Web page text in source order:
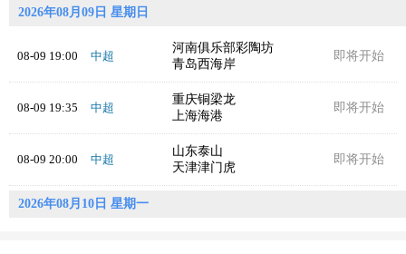
2026年08月09日 星期日
08-09 19:00 中超
河南俱乐部彩陶坊
青岛西海岸
即将开始
08-09 19:35 中超
重庆铜梁龙
上海海港
即将开始
08-09 20:00 中超
山东泰山
天津津门虎
即将开始
2026年08月10日 星期一